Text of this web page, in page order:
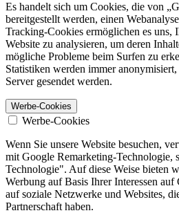
Es handelt sich um Cookies, die von
bereitgestellt werden, einen
Tracking-Cookies ermöglichen es uns,
Website zu analysieren, um deren
mögliche Probleme beim Surfen zu
Statistiken werden immer
Server gesendet werden.
Werbe-Cookies
Werbe-Cookies
Wenn Sie unsere Website besuchen,
mit Google Remarketing-Technologie,
Technologie". Auf diese Weise bieten
Werbung auf Basis Ihrer Interessen
auf soziale Netzwerke und Websites,
Partnerschaft haben.